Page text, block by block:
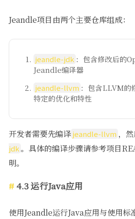
Jeandle项目由两个主要仓库组成：
jeandle-jdk ：包含修改后的
Jeandle编译器
jeandle-llvm ：包含LLVM的
特定的优化和特性
开发者需要先编译jeandle-llvm ，
jdk。具体的编译步骤请参考项目
明。
4.3 运行Java应用
使用Jeandle运行Java应用与使用标